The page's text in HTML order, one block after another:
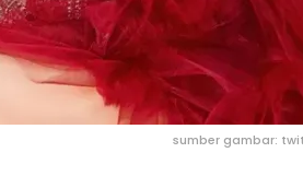
sumber gambar: